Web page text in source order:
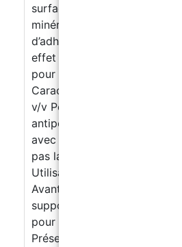
surfaces vitrées
minéraux, plâtre, béton,
d’adhérence pour finitions
effet mouillé
pour supports à porosité
Caractéristiques techniques
v/v Pénétration : Capillaire,
antipoussière : Oui
avec tout type de résine
pas la teinte du support,
Utilisation : Prêt à l’emploi,
Avantages
supports peu absorbants
pour une application
Préserve l’esthétique du